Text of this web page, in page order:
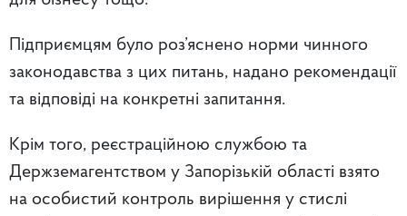
Підприємцям було роз’яснено норми чинного
законодавства з цих питань, надано рекомендації
та відповіді на конкретні запитання.
Крім того, реєстраційною службою та
Держземагентством у Запорізькій області взято
на особистий контроль вирішення у стислі